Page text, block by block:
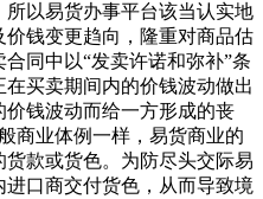
以易货办事平台该当认实地
钱变更趋向，隆重对商品估
同中以“发卖许诺和弥补”条
买卖期间内的价钱波动做出
钱波动而给一方形成的丧
商业体例一样，易货商业的
款或货色。为防尽头交际易
口商交付货色，从而导致境